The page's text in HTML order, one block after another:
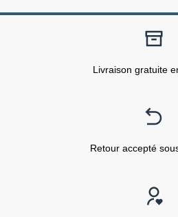
Livraison gratuite
Retour accepté